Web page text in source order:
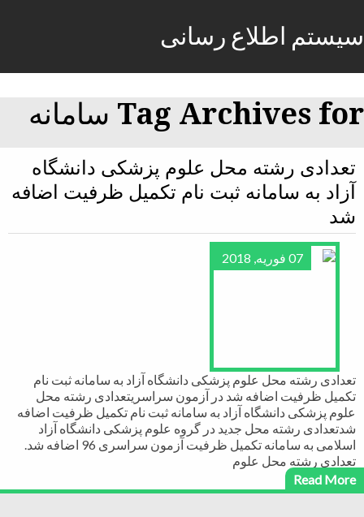
سیستم اطلاع رسانی
Tag Archives for سامانه
تعدادی رشته محل علوم پزشکی دانشگاه
آزاد به سامانه ثبت نام تکمیل ظرفیت اضافه
شد
07 فوریه, 2018
تعدادی رشته محل علوم پزشکی دانشگاه آزاد به سامانه ثبت نام
تکمیل ظرفیت اضافه شد در آزمون سراسریتعدادی رشته محل
علوم پزشکی دانشگاه آزاد به سامانه ثبت نام تکمیل ظرفیت اضافه
شدتعدادی رشته محل جدید در گروه علوم پزشکی دانشگاه آزاد
اسلامی به سامانه تکمیل ظرفیت آزمون سراسری 96 اضافه شد.
تعدادی رشته محل علوم
Read More